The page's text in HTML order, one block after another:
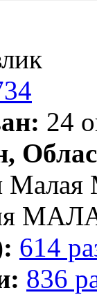
24
Малая
614
836